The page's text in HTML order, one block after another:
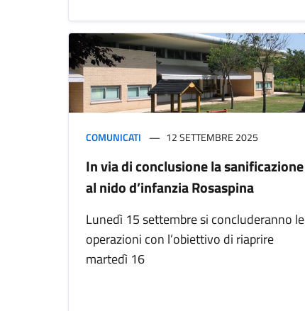
COMUNICATI 12 SETTEMBRE 2025
In via di conclusione la sanificazione
al nido d’infanzia Rosaspina
Lunedì 15 settembre si concluderanno le
operazioni con l’obiettivo di riaprire
martedì 16